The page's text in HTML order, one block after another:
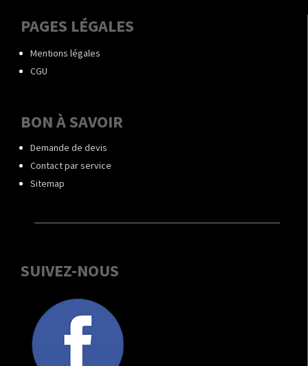
PAGES LÉGALES
Mentions légales
CGU
BON À SAVOIR
Demande de devis
Contact par service
Sitemap
SUIVEZ-NOUS